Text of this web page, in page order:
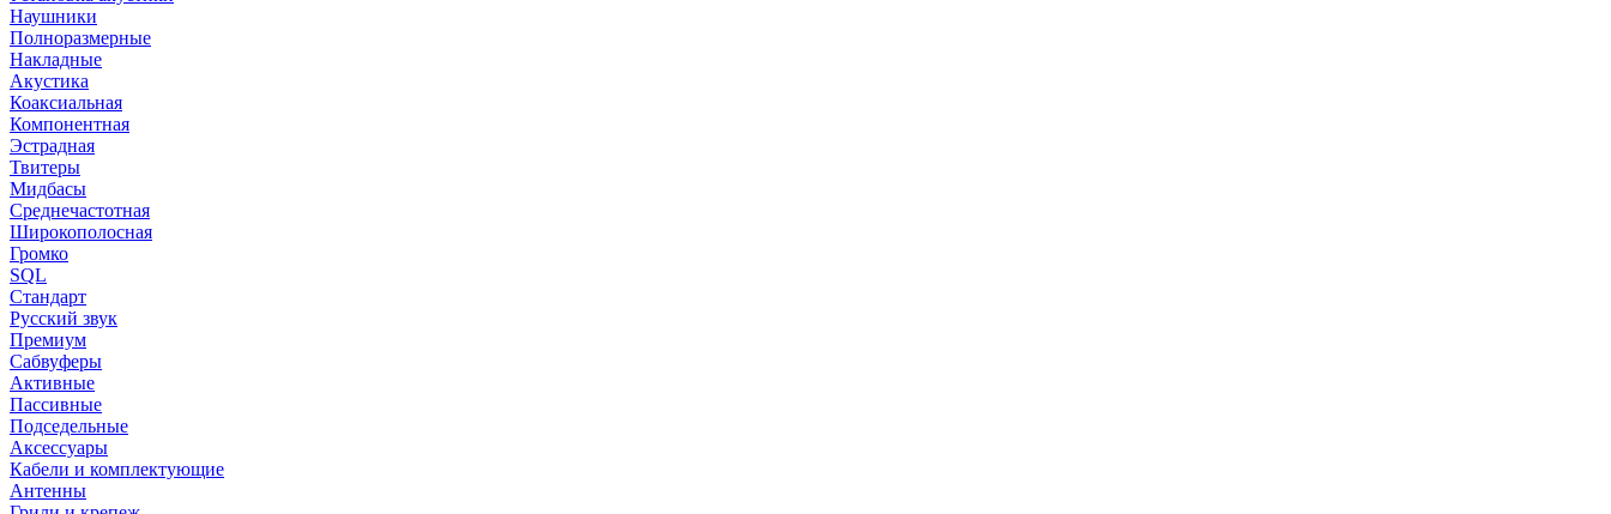
Наушники
Полноразмерные
Накладные
Акустика
Коаксиальная
Компонентная
Эстрадная
Твитеры
Мидбасы
Среднечастотная
Широкополосная
Громко
SQL
Стандарт
Русский звук
Премиум
Сабвуферы
Активные
Пассивные
Подседельные
Аксессуары
Кабели и комплектующие
Антенны